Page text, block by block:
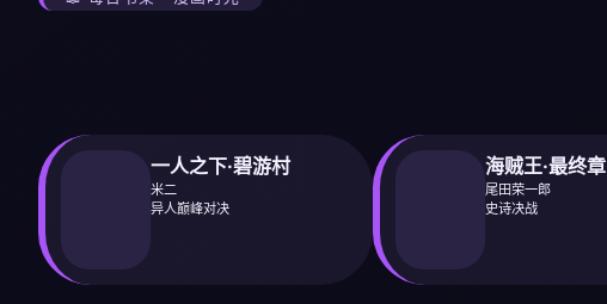
一人之下·碧游村
米二
异人巅峰对决
海贼王·最终章
尾田荣一郎
史诗决战